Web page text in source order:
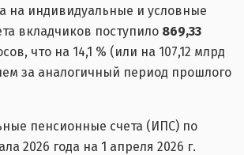
на индивидуальные и условные
вкладчиков поступило 869,33
что на 14,1 % (или на 107,12 млрд
за аналогичный период прошлого
пенсионные счета (ИПС) по
2026 года на 1 апреля 2026 г.